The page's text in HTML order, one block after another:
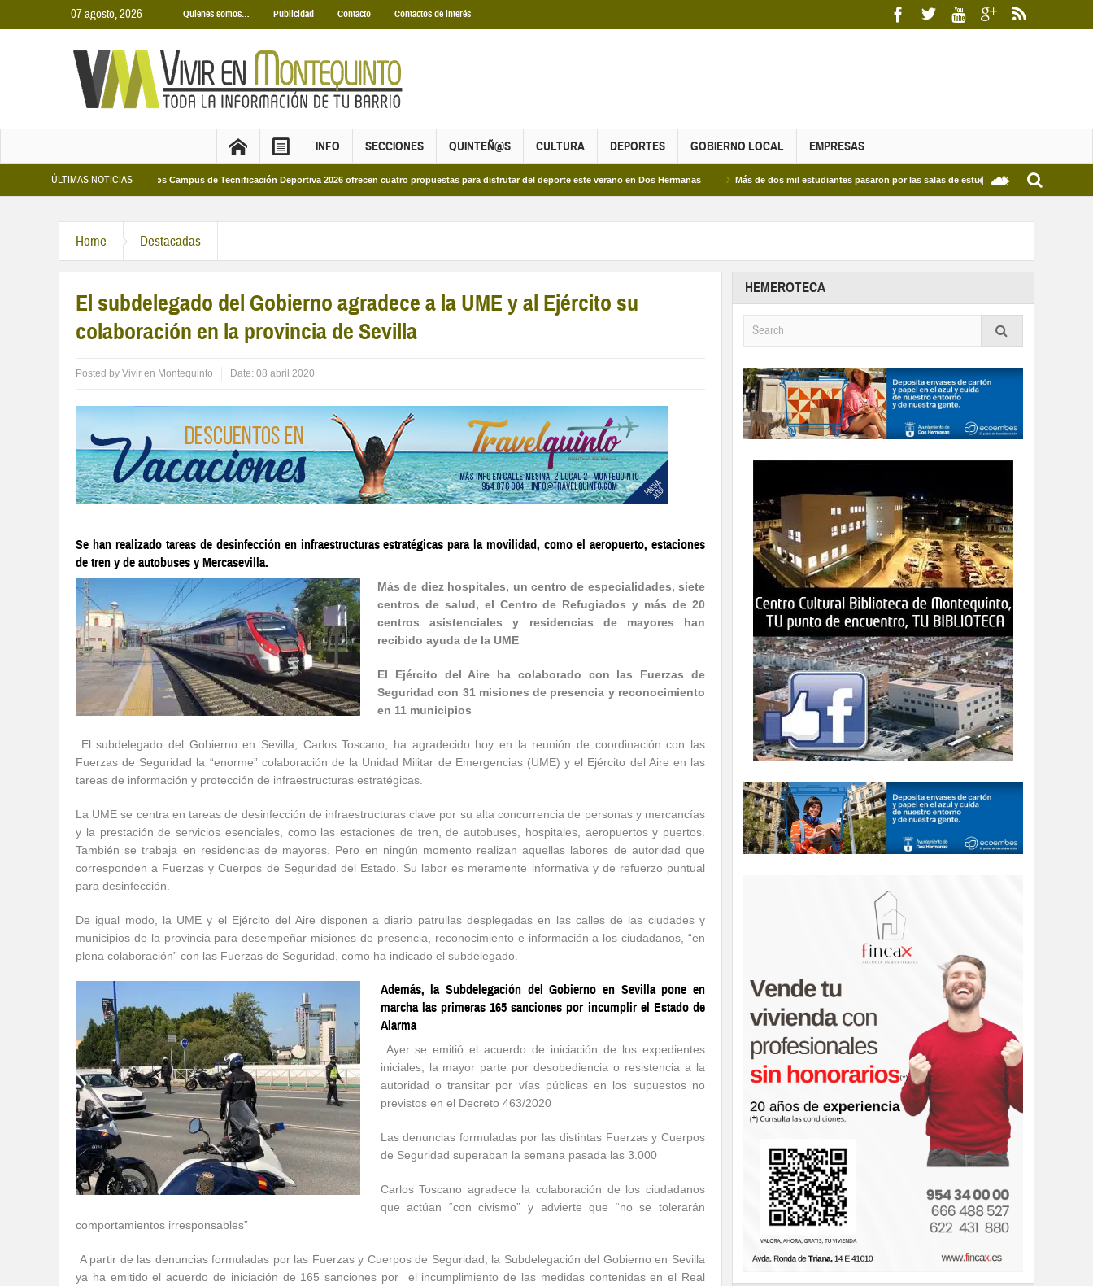
07 agosto, 2026 Quienes somos… Publicidad Contacto Contactos de interés
INFO SECCIONES QUINTEÑ@S CULTURA DEPORTES GOBIERNO LOCAL EMPRESAS
ÚLTIMAS NOTICIAS
2026 Los Campus de Tecnificación Deportiva 2026 ofrecen cuatro propuestas para disfrutar del deporte este verano en Dos Hermanas Más de dos mil estudiantes pasaron por las salas de estudio de las Bibliotecas Municipales y
Home Destacadas
El subdelegado del Gobierno agradece a la UME y al Ejército su
colaboración en la provincia de Sevilla
Posted by Vivir en Montequinto Date: 08 abril 2020
Se han realizado tareas de desinfección en infraestructuras estratégicas para la movilidad, como el aeropuerto, estaciones
de tren y de autobuses y Mercasevilla.
Más de diez hospitales, un centro de especialidades, siete
centros de salud, el Centro de Refugiados y más de 20
centros asistenciales y residencias de mayores han
recibido ayuda de la UME
El Ejército del Aire ha colaborado con las Fuerzas de
Seguridad con 31 misiones de presencia y reconocimiento
en 11 municipios
El subdelegado del Gobierno en Sevilla, Carlos Toscano, ha agradecido hoy en la reunión de coordinación con las
Fuerzas de Seguridad la “enorme” colaboración de la Unidad Militar de Emergencias (UME) y el Ejército del Aire en las
tareas de información y protección de infraestructuras estratégicas.
La UME se centra en tareas de desinfección de infraestructuras clave por su alta concurrencia de personas y mercancías
y la prestación de servicios esenciales, como las estaciones de tren, de autobuses, hospitales, aeropuertos y puertos.
También se trabaja en residencias de mayores. Pero en ningún momento realizan aquellas labores de autoridad que
corresponden a Fuerzas y Cuerpos de Seguridad del Estado. Su labor es meramente informativa y de refuerzo puntual
para desinfección.
De igual modo, la UME y el Ejército del Aire disponen a diario patrullas desplegadas en las calles de las ciudades y
municipios de la provincia para desempeñar misiones de presencia, reconocimiento e información a los ciudadanos, “en
plena colaboración” con las Fuerzas de Seguridad, como ha indicado el subdelegado.
Además, la Subdelegación del Gobierno en Sevilla pone en
marcha las primeras 165 sanciones por incumplir el Estado de
Alarma
Ayer se emitió el acuerdo de iniciación de los expedientes
iniciales, la mayor parte por desobediencia o resistencia a la
autoridad o transitar por vías públicas en los supuestos no
previstos en el Decreto 463/2020
Las denuncias formuladas por las distintas Fuerzas y Cuerpos
de Seguridad superaban la semana pasada las 3.000
Carlos Toscano agradece la colaboración de los ciudadanos
que actúan “con civismo” y advierte que “no se tolerarán
comportamientos irresponsables”
A partir de las denuncias formuladas por las Fuerzas y Cuerpos de Seguridad, la Subdelegación del Gobierno en Sevilla
ya ha emitido el acuerdo de iniciación de 165 sanciones por el incumplimiento de las medidas contenidas en el Real
HEMEROTECA